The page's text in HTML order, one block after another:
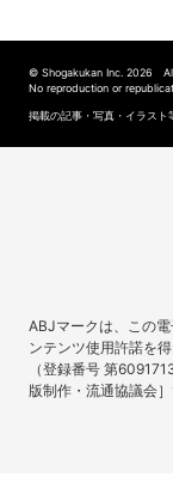
© Shogakukan Inc. 2026
No reproduction or
掲載の記事・写真・イラスト
ABJマークは、この
ンテンツ使用許諾を
（登録番号 第
版制作・流通協議会